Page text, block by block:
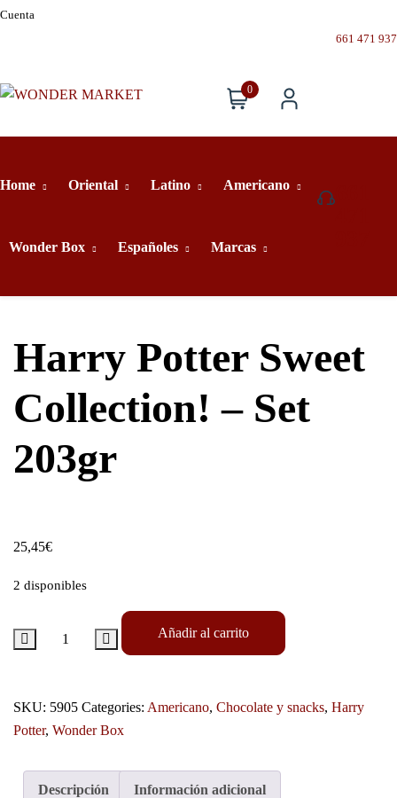
Cuenta
661 471 937
0
Home Oriental Latino Americano
Wonder Box Españoles Marcas
661
Harry Potter Sweet
Collection! – Set
203gr
25,45€
2 disponibles
Añadir al carrito
SKU: 5905 Categories: Americano, Chocolate y snacks, Harry
Potter, Wonder Box
Descripción Información adicional